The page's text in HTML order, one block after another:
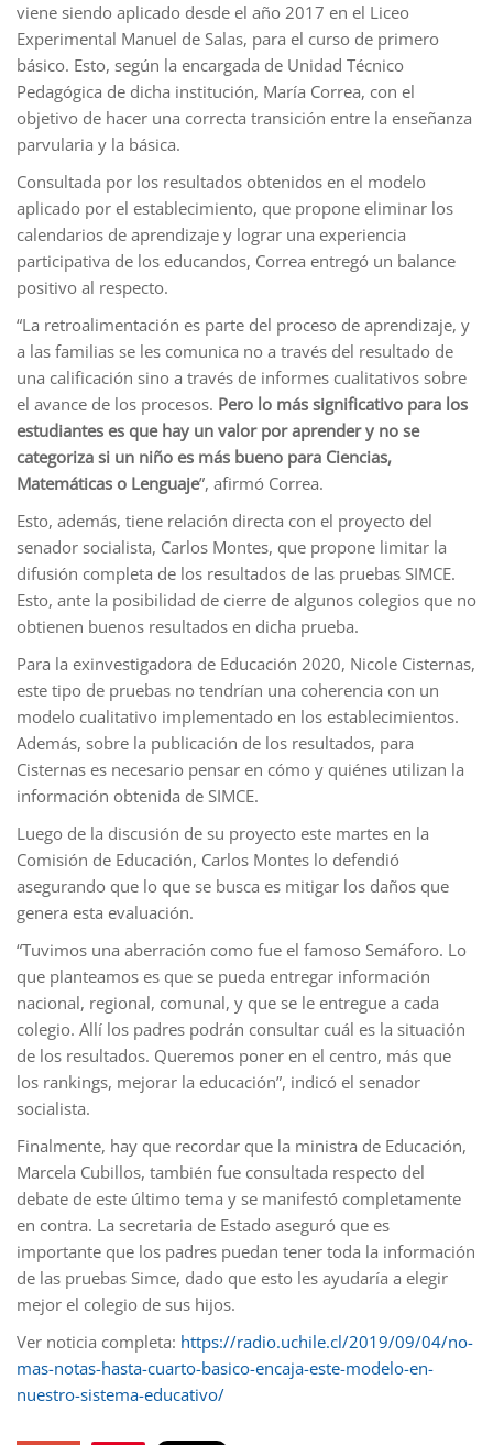
viene siendo aplicado desde el año 2017 en el Liceo
Experimental Manuel de Salas, para el curso de primero
básico. Esto, según la encargada de Unidad Técnico
Pedagógica de dicha institución, María Correa, con el
objetivo de hacer una correcta transición entre la enseñanza
parvularia y la básica.
Consultada por los resultados obtenidos en el modelo
aplicado por el establecimiento, que propone eliminar los
calendarios de aprendizaje y lograr una experiencia
participativa de los educandos, Correa entregó un balance
positivo al respecto.
“La retroalimentación es parte del proceso de aprendizaje, y
a las familias se les comunica no a través del resultado de
una calificación sino a través de informes cualitativos sobre
el avance de los procesos. Pero lo más significativo para los
estudiantes es que hay un valor por aprender y no se
categoriza si un niño es más bueno para Ciencias,
Matemáticas o Lenguaje”, afirmó Correa.
Esto, además, tiene relación directa con el proyecto del
senador socialista, Carlos Montes, que propone limitar la
difusión completa de los resultados de las pruebas SIMCE.
Esto, ante la posibilidad de cierre de algunos colegios que no
obtienen buenos resultados en dicha prueba.
Para la exinvestigadora de Educación 2020, Nicole Cisternas,
este tipo de pruebas no tendrían una coherencia con un
modelo cualitativo implementado en los establecimientos.
Además, sobre la publicación de los resultados, para
Cisternas es necesario pensar en cómo y quiénes utilizan la
información obtenida de SIMCE.
Luego de la discusión de su proyecto este martes en la
Comisión de Educación, Carlos Montes lo defendió
asegurando que lo que se busca es mitigar los daños que
genera esta evaluación.
“Tuvimos una aberración como fue el famoso Semáforo. Lo
que planteamos es que se pueda entregar información
nacional, regional, comunal, y que se le entregue a cada
colegio. Allí los padres podrán consultar cuál es la situación
de los resultados. Queremos poner en el centro, más que
los rankings, mejorar la educación”, indicó el senador
socialista.
Finalmente, hay que recordar que la ministra de Educación,
Marcela Cubillos, también fue consultada respecto del
debate de este último tema y se manifestó completamente
en contra. La secretaria de Estado aseguró que es
importante que los padres puedan tener toda la información
de las pruebas Simce, dado que esto les ayudaría a elegir
mejor el colegio de sus hijos.
Ver noticia completa: https://radio.uchile.cl/2019/09/04/no-
mas-notas-hasta-cuarto-basico-encaja-este-modelo-en-
nuestro-sistema-educativo/